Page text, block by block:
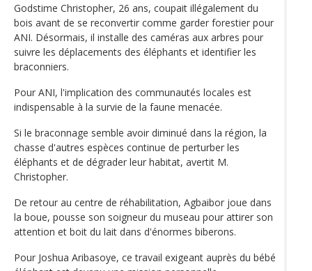
Godstime Christopher, 26 ans, coupait illégalement du
bois avant de se reconvertir comme garder forestier pour
ANI. Désormais, il installe des caméras aux arbres pour
suivre les déplacements des éléphants et identifier les
braconniers.
Pour ANI, l'implication des communautés locales est
indispensable à la survie de la faune menacée.
Si le braconnage semble avoir diminué dans la région, la
chasse d'autres espèces continue de perturber les
éléphants et de dégrader leur habitat, avertit M.
Christopher.
De retour au centre de réhabilitation, Agbaibor joue dans
la boue, pousse son soigneur du museau pour attirer son
attention et boit du lait dans d'énormes biberons.
Pour Joshua Aribasoye, ce travail exigeant auprès du bébé